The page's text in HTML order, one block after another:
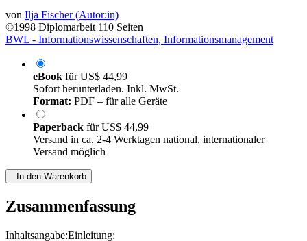
vonIlja Fischer (Autor:in)
©1998 Diplomarbeit 110 Seiten
eBookfürUS$ 44,99
Sofort herunterladen. Inkl. MwSt.
Format:
PaperbackfürUS$ 44,99
Versand in ca. 2-4 Werktagen national, internationaler
Zusammenfassung